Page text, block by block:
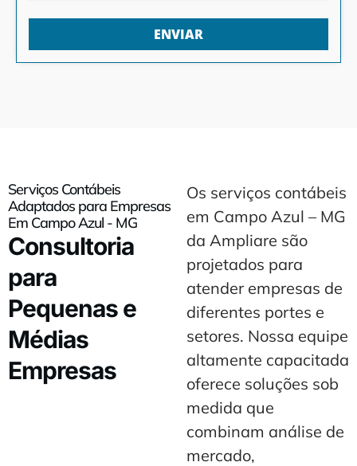
ENVIAR
Serviços Contábeis
Adaptados para Empresas
Em Campo Azul - MG
Consultoria
para
Pequenas e
Médias
Empresas
Os serviços contábeis
em Campo Azul – MG
da Ampliare são
projetados para
atender empresas de
diferentes portes e
setores. Nossa equipe
altamente capacitada
oferece soluções sob
medida que
combinam análise de
mercado,